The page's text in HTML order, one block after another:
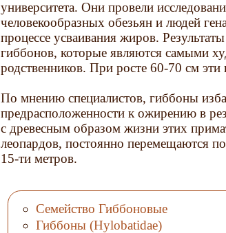
университета. Они провели
человекообразных обезьян и людей
процессе усваивания жиров.
гиббонов, которые являются самыми
родственников. При росте 60-70 см
По мнению специалистов, гиббоны
предрасположенности к ожирению в
с древесным образом жизни этих
леопардов, постоянно перемещаются
15-ти метров.
Семейство Гиббоновые
Гиббоны (Hylobatidae)